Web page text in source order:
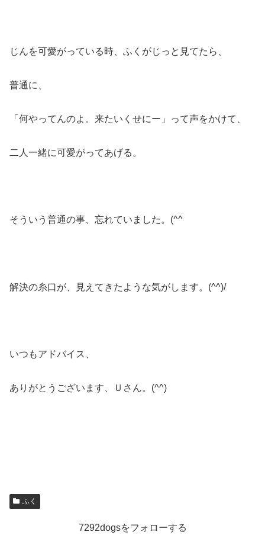
じんを可愛がっている時、ふくがじっと見てたら、
普通に、
「何やってんのよ。来たいくせにー」って声をかけて、
二人一緒に可愛がってあげる。
そういう普通の事、忘れていました。(^^ゞ
解決の糸口が、見えてきたような気がします。(^^)/
いつもアドバイス、
ありがとうございます、Ｕさん。(^^)
ふく
7292dogsをフォローする